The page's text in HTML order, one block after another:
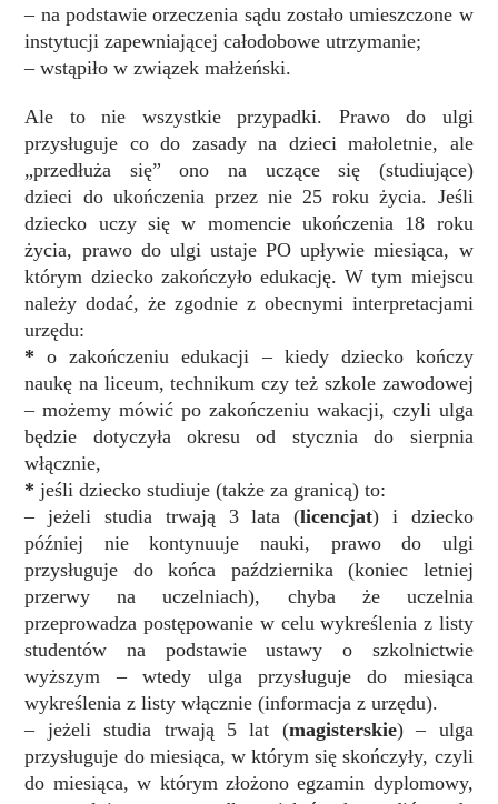
– na podstawie orzeczenia sądu zostało umieszczone w
instytucji zapewniającej całodobowe utrzymanie;
– wstąpiło w związek małżeński.
Ale to nie wszystkie przypadki. Prawo do ulgi
przysługuje co do zasady na dzieci małoletnie, ale
„przedłuża się” ono na uczące się (studiujące)
dzieci do ukończenia przez nie 25 roku życia. Jeśli
dziecko uczy się w momencie ukończenia 18 roku
życia, prawo do ulgi ustaje PO upływie miesiąca, w
którym dziecko zakończyło edukację. W tym miejscu
należy dodać, że zgodnie z obecnymi interpretacjami
urzędu:
* o zakończeniu edukacji – kiedy dziecko kończy
naukę na liceum, technikum czy też szkole zawodowej
– możemy mówić po zakończeniu wakacji, czyli ulga
będzie dotyczyła okresu od stycznia do sierpnia
włącznie,
*jeśli dziecko studiuje (także za granicą) to:
– jeżeli studia trwają 3 lata (licencjat) i dziecko
później nie kontynuuje nauki, prawo do ulgi
przysługuje do końca października (koniec letniej
przerwy na uczelniach), chyba że uczelnia
przeprowadza postępowanie w celu wykreślenia z listy
studentów na podstawie ustawy o szkolnictwie
wyższym – wtedy ulga przysługuje do miesiąca
wykreślenia z listy włącznie (informacja z urzędu).
– jeżeli studia trwają 5 lat (magisterskie) – ulga
przysługuje do miesiąca, w którym się skończyły, czyli
do miesiąca, w którym złożono egzamin dyplomowy,